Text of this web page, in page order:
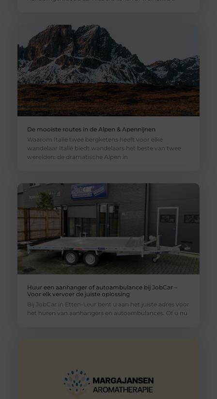
De mooiste routes in de Alpen & Apennijnen
Waarom Italië twee bergketens heeft voor elke
wandelaar Italië biedt wandelaars het beste van twee
werelden: de dramatische Alpen in
Huur een aanhanger of autoambulance bij JobCar –
Voor elk vervoer de juiste oplossing
Bij JobCar in Etten-Leur bent u aan het juiste adres voor
het huren van aanhangers en autoambulances. Of u nu